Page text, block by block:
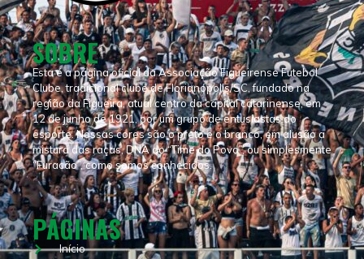
SOBRE
Esta é a página oficial da Associação Figueirense Futebol
Clube, tradicional clube de Florianópolis/SC, fundado na
região da Figueira, atual centro da capital catarinense, em
12 de junho de 1921, por um grupo de entusiastas do
esporte. Nossas cores são o preto e o branco, em alusão a
mistura das raças, DNA do “Time do Povo”, ou simplesmente
“Furacão”, como somos conhecidos.
PÁGINAS
Início